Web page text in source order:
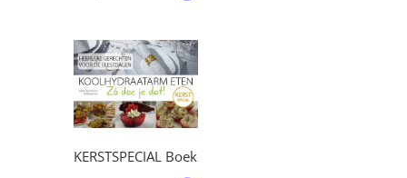
KERSTSPECIAL Boek